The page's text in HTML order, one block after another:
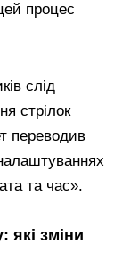
процес
слід
стрілок
переводив
та час».
які зміни